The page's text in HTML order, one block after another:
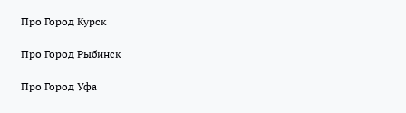
Про Город Курск
Про Город Рыбинск
Про Город Уфа